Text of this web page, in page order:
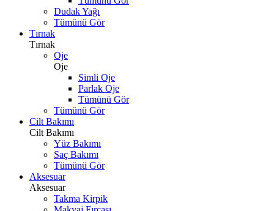
Dudak Yağı
Tümünü Gör
Tırnak
Tırnak
Oje
Oje
Simli Oje
Parlak Oje
Tümünü Gör
Tümünü Gör
Cilt Bakımı
Cilt Bakımı
Yüz Bakımı
Saç Bakımı
Tümünü Gör
Aksesuar
Aksesuar
Takma Kirpik